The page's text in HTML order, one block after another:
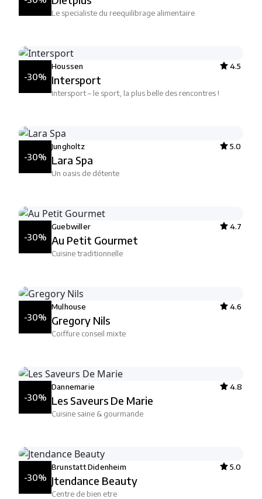
Le specialiste du reequilibrage alimentaire
-30%
Houssen 4.5
Intersport
Intersport – le sport, la plus belle des rencontres !
-30%
Jungholtz 5.0
Lara Spa
Un oasis de détente
-30%
Guebwiller 4.7
Au Petit Gourmet
Cuisine traditionnelle
-30%
Mulhouse 4.6
Gregory Nils
Coiffure conseil mixte
-30%
Dannemarie 4.8
Les Saveurs De Marie
Cuisine saine & gourmande
-30%
Brunstatt Didenheim 5.0
Jtendance Beauty
Centre de bien etre